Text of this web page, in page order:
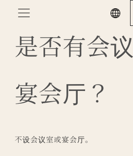
content
是否有会
宴会厅？
不设会议室或宴会厅。